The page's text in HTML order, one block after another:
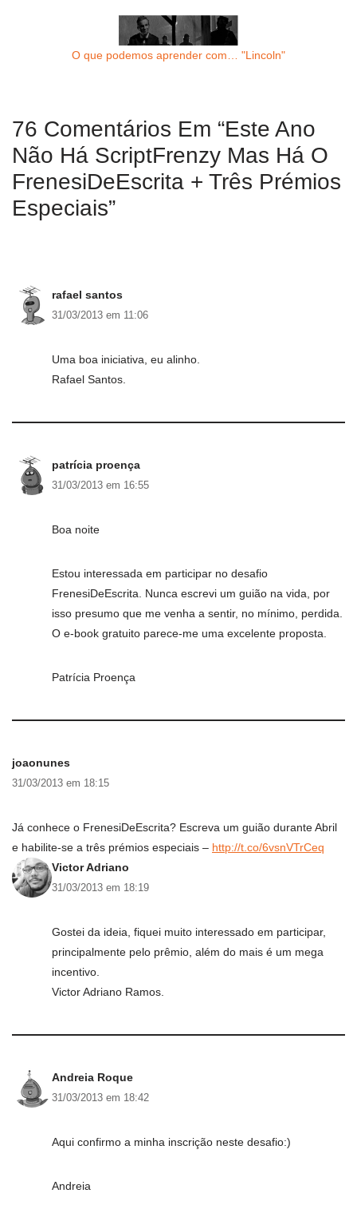
O que podemos aprender com… "Lincoln"
76 Comentários Em “Este Ano
Não Há ScriptFrenzy Mas Há O
FrenesiDeEscrita + Três Prémios
Especiais”
rafael santos
31/03/2013 em 11:06
Uma boa iniciativa, eu alinho.
Rafael Santos.
patrícia proença
31/03/2013 em 16:55
Boa noite
Estou interessada em participar no desafio
FrenesiDeEscrita. Nunca escrevi um guião na vida, por
isso presumo que me venha a sentir, no mínimo, perdida.
O e-book gratuito parece-me uma excelente proposta.
Patrícia Proença
joaonunes
31/03/2013 em 18:15
Já conhece o FrenesiDeEscrita? Escreva um guião durante Abril
e habilite-se a três prémios especiais – http://t.co/6vsnVTrCeq
Victor Adriano
31/03/2013 em 18:19
Gostei da ideia, fiquei muito interessado em participar,
principalmente pelo prêmio, além do mais é um mega
incentivo.
Victor Adriano Ramos.
Andreia Roque
31/03/2013 em 18:42
Aqui confirmo a minha inscrição neste desafio:)
Andreia